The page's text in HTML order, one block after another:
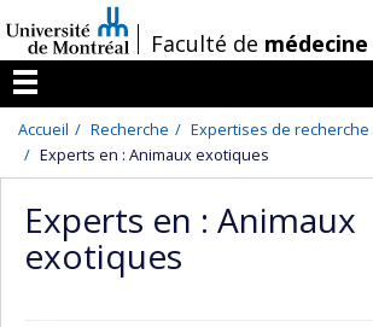
au
contenu
/Faculté de
Menu
Accueil Recherche
Expertises de recherche
Experts en : Animaux exotiques
Experts en : Animaux
exotiques